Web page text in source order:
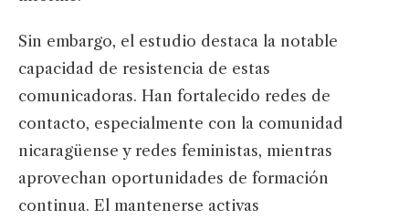
Sin embargo, el estudio destaca la notable
capacidad de resistencia de estas
comunicadoras. Han fortalecido redes de
contacto, especialmente con la comunidad
nicaragüense y redes feministas, mientras
aprovechan oportunidades de formación
continua. El mantenerse activas